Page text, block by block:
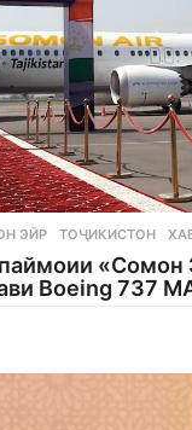
ЭЙР ,ТОҶИКИСТОН ,
«Сомон
Boeing 737